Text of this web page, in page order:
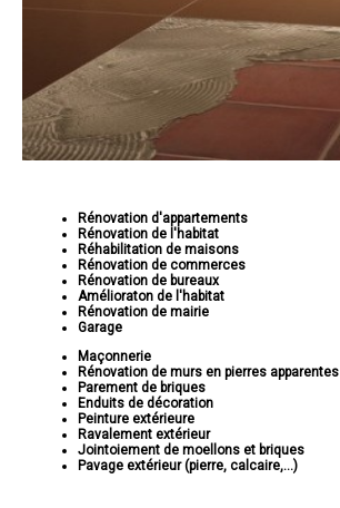
Rénovation d'appartements
Rénovation de l'habitat
Réhabilitation de maisons
Rénovation de commerces
Rénovation de bureaux
Amélioraton de l'habitat
Rénovation de mairie
Garage
Maçonnerie
Rénovation de murs en pierres apparentes
Parement de briques
Enduits de décoration
Peinture extérieure
Ravalement extérieur
Jointoiement de moellons et briques
Pavage extérieur (pierre, calcaire,...)